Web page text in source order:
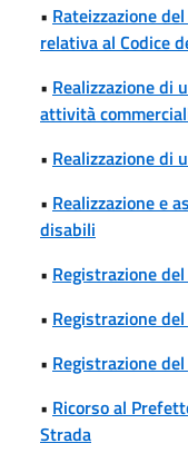
• Rateizzazione
relativa al Codice
• Realizzazione di
attività
• Realizzazione di
• Realizzazione e
disabili
• Registrazione
• Registrazione
• Registrazione
• Ricorso al
Strada